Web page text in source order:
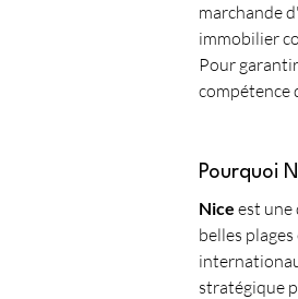
marchande
immobilier
Pour
compétence
Pourquoi
Nice est
belles
stratégique